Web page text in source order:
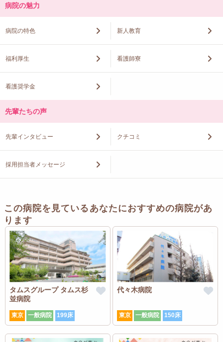
病院の魅力
病院の特色 新人教育
福利厚生 看護師寮
看護奨学金
先輩たちの声
先輩インタビュー クチコミ
採用担当者メッセージ
この病院を見ているあなたにおすすめの病院があ
ります
タムスグループ タムス杉
並病院
東京 一般病院 199床
代々木病院
東京 一般病院 150床